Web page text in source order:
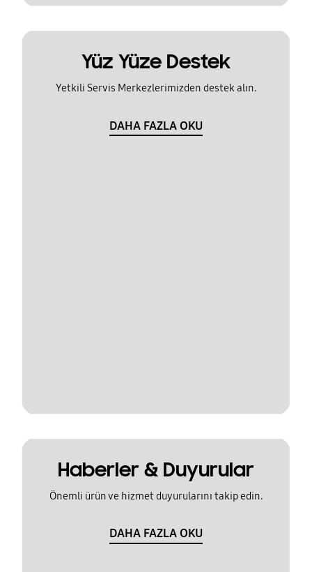
Yüz Yüze Destek
Yetkili Servis Merkezlerimizden destek alın.
DAHA FAZLA OKU
Haberler & Duyurular
Önemli ürün ve hizmet duyurularını takip edin.
DAHA FAZLA OKU